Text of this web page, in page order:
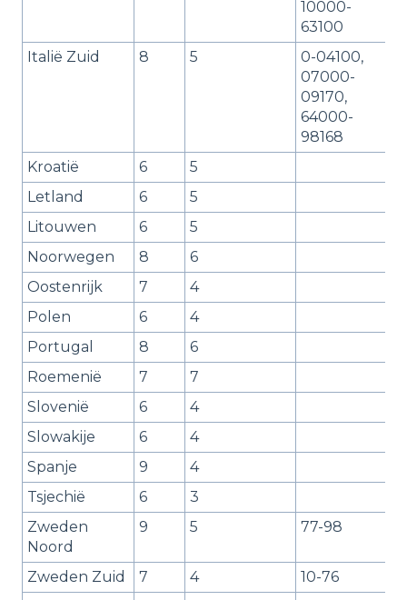
10000-
63100
Italië Zuid
8 5
0-04100,
07000-
09170,
64000-
98168
Kroatië
6
5
Letland
6
5
Litouwen
6
5
Noorwegen
8
6
Oostenrijk
7
4
Polen
6
4
Portugal
8
6
Roemenië
7
7
Slovenië
6
4
Slowakije
6
4
Spanje
9
4
Tsjechië
6
3
Zweden
Noord
9 5 77-98
Zweden Zuid 7 4
10-76